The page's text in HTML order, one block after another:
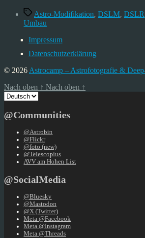
Schlagwörter
Astro-Modifikation, DSLM, DSLR
Umbau
Impressum
Datenschutzerklärung
© 2026 Astrocamp – Astrofotografie &
Nach oben ↑ Nach oben ↑
Sprache
auswählen
@Communities
@Astrobin
@Flickr
@foto (new)
@Telescopius
AVV am Hohen List
@SocialMedia
@Bluesky
@Mastodon
@X (Twitter)
Meta @Facebook
Meta @Instagram
Meta @Threads